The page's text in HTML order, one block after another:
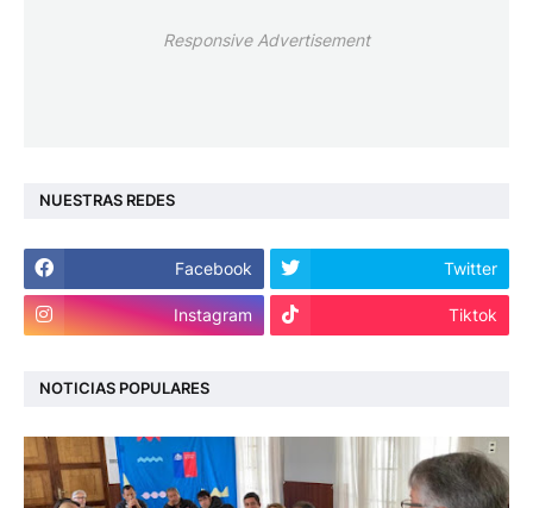
Responsive Advertisement
NUESTRAS REDES
Facebook Twitter
Instagram Tiktok
NOTICIAS POPULARES